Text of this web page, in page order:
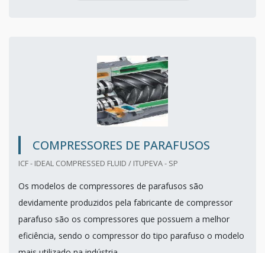
COMPRESSORES DE PARAFUSOS
ICF - IDEAL COMPRESSED FLUID / ITUPEVA - SP
Os modelos de compressores de parafusos são
devidamente produzidos pela fabricante de compressor
parafuso são os compressores que possuem a melhor
eficiência, sendo o compressor do tipo parafuso o modelo